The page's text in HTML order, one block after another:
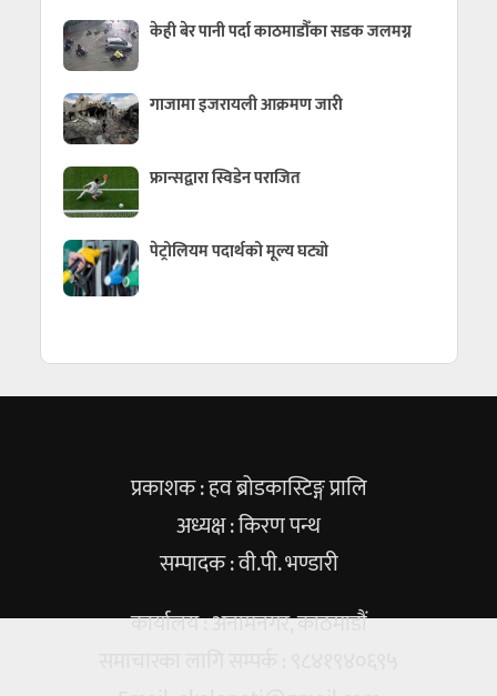
केही बेर पानी पर्दा काठमाडौँका सडक जलमग्न
गाजामा इजरायली आक्रमण जारी
फ्रान्सद्वारा स्विडेन पराजित
पेट्रोलियम पदार्थको मूल्य घट्यो
प्रकाशक : हव ब्रोडकास्टिङ्ग प्रालि
अध्यक्ष : किरण पन्थ
सम्पादक : वी.पी. भण्डारी
कार्यालय : अनामनगर, काठमाडौं